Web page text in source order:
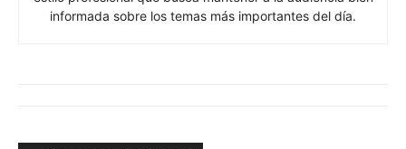
informada sobre los temas más importantes del día.